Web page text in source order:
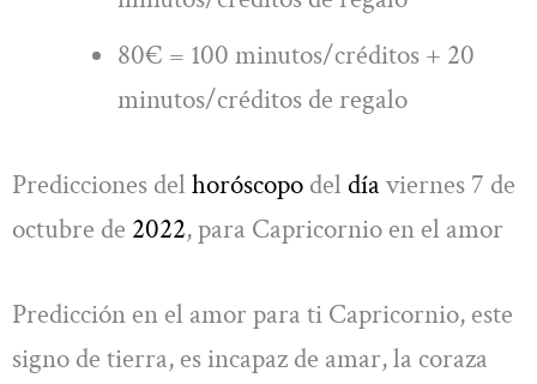
80€ = 100 minutos/créditos + 20
minutos/créditos de regalo
Predicciones del horóscopo del díaviernes 7 de
octubre de 2022, para Capricornio en el amor
Predicción en el amor para ti Capricornio, este
signo de tierra, es incapaz de amar, la coraza